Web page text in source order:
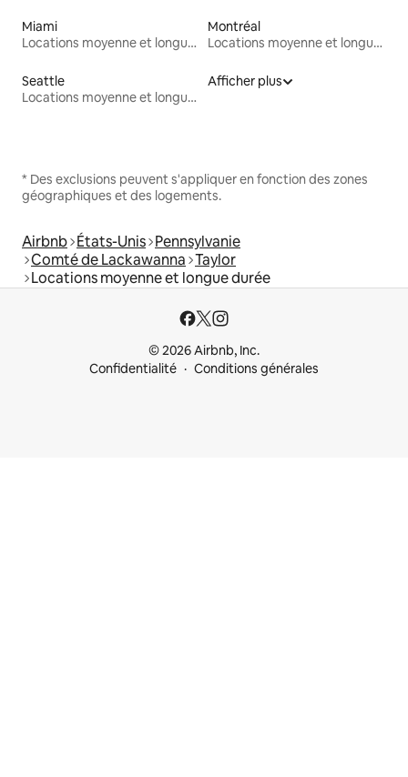
Miami
Locations moyenne et longue durée
Montréal
Locations moyenne et longue durée
Seattle
Locations moyenne et longue durée
Afficher plus
* Des exclusions peuvent s'appliquer en fonction des zones
géographiques et des logements.
Airbnb États-Unis Pennsylvanie
Comté de Lackawanna Taylor
Locations moyenne et longue durée
© 2026 Airbnb, Inc.
Confidentialité
Conditions générales